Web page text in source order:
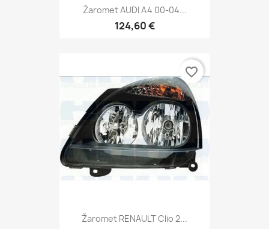
Žaromet AUDI A4 00-04...
124,60 €
Žaromet RENAULT Clio 2...
favorite_border